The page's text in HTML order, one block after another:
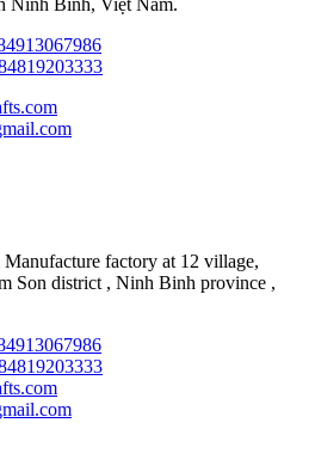
Ninh Bình, Việt Nam.
factory at 12 village,
Son district , Ninh Binh province ,